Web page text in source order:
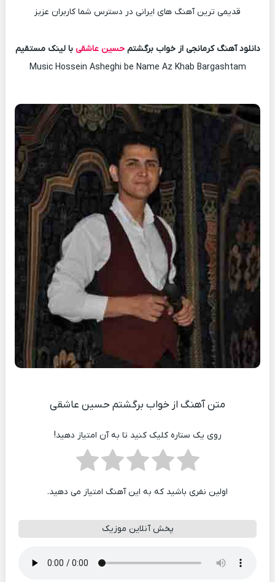
قدیمی ترین آهنگ های ایرانی در دسترس شما کاربران عزیز
دانلود آهنگ کرمانجی از خواب برگشتمحسین عاشقی با لینک مستقیم
Music Hossein Asheghi be Name Az Khab Bargashtam
متن آهنگ از خواب برگشتم حسین عاشقی
روی یک ستاره کلیک کنید تا به آن امتیاز دهید!
اولین نفری باشید که به این آهنگ امتیاز می دهید.
پخش آنلاین موزیک